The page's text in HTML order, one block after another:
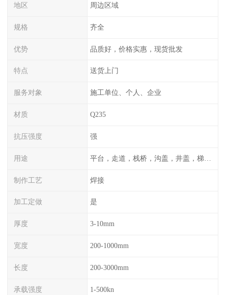
地区 周边区域
规格 齐全
优势 品质好，价格实惠，现货批发
特点 送货上门
服务对象 施工单位、个人、企业
材质 Q235
抗压强度 强
用途 平台，走道，栈桥，沟盖，井盖，梯子，围栏等
制作工艺 焊接
加工定做 是
厚度 3-10mm
宽度 200-1000mm
长度 200-3000mm
承载强度 1-500kn